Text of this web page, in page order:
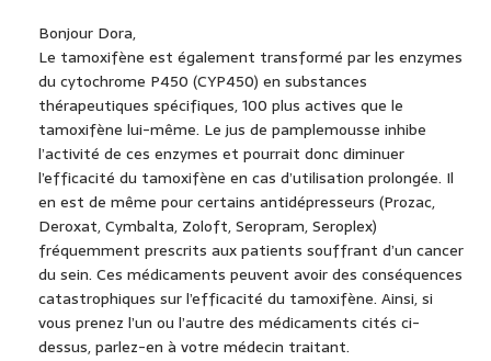
Bonjour Dora,
Le tamoxifène est également transformé par les enzymes
du cytochrome P450 (CYP450) en substances
thérapeutiques spécifiques, 100 plus actives que le
tamoxifène lui-même. Le jus de pamplemousse inhibe
l’activité de ces enzymes et pourrait donc diminuer
l’efficacité du tamoxifène en cas d’utilisation prolongée. Il
en est de même pour certains antidépresseurs (Prozac,
Deroxat, Cymbalta, Zoloft, Seropram, Seroplex)
fréquemment prescrits aux patients souffrant d’un cancer
du sein. Ces médicaments peuvent avoir des conséquences
catastrophiques sur l’efficacité du tamoxifène. Ainsi, si
vous prenez l’un ou l’autre des médicaments cités ci-
dessus, parlez-en à votre médecin traitant.